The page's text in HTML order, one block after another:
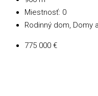
Miestnosť: 0
Rodinný dom, Domy
775 000 €